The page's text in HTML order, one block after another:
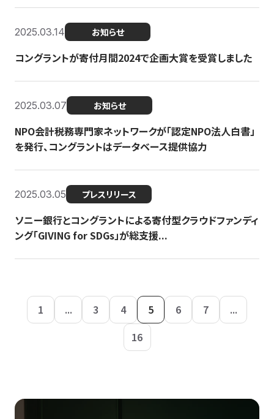
2025.03.14 お知らせ
コングラントが寄付月間2024で企画大賞を受賞しました
2025.03.07 お知らせ
NPO会計税務専門家ネットワークが「認定NPO法人白書」
を発行、コングラントはデータベース提供協力
2025.03.05 プレスリリース
ソニー銀行とコングラントによる寄付型クラウドファンディ
ング「GIVING for SDGs」が総支援...
1 ... 3 4 5 6 7
...
16